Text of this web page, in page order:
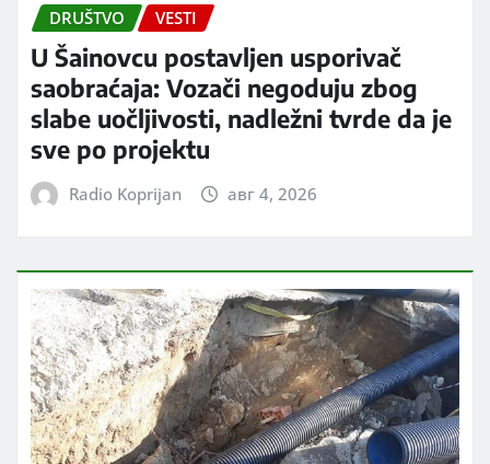
DRUŠTVO VESTI
U Šainovcu postavljen usporivač
saobraćaja: Vozači negoduju zbog
slabe uočljivosti, nadležni tvrde da je
sve po projektu
Radio Koprijan авг 4, 2026